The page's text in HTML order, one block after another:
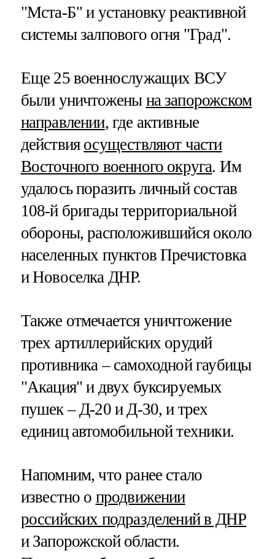
"Мста-Б" и установку реактивной
системы залпового огня "Град".
Еще 25 военнослужащих ВСУ
были уничтожены на запорожском
направлении, где активные
действия осуществляют части
Восточного военного округа. Им
удалось поразить личный состав
108-й бригады территориальной
обороны, расположившийся около
населенных пунктов Пречистовка
и Новоселка ДНР.
Также отмечается уничтожение
трех артиллерийских орудий
противника – самоходной гаубицы
"Акация" и двух буксируемых
пушек – Д-20 и Д-30, и трех
единиц автомобильной техники.
Напомним, что ранее стало
известно о продвижении
российских подразделений в ДНР
и Запорожской области.